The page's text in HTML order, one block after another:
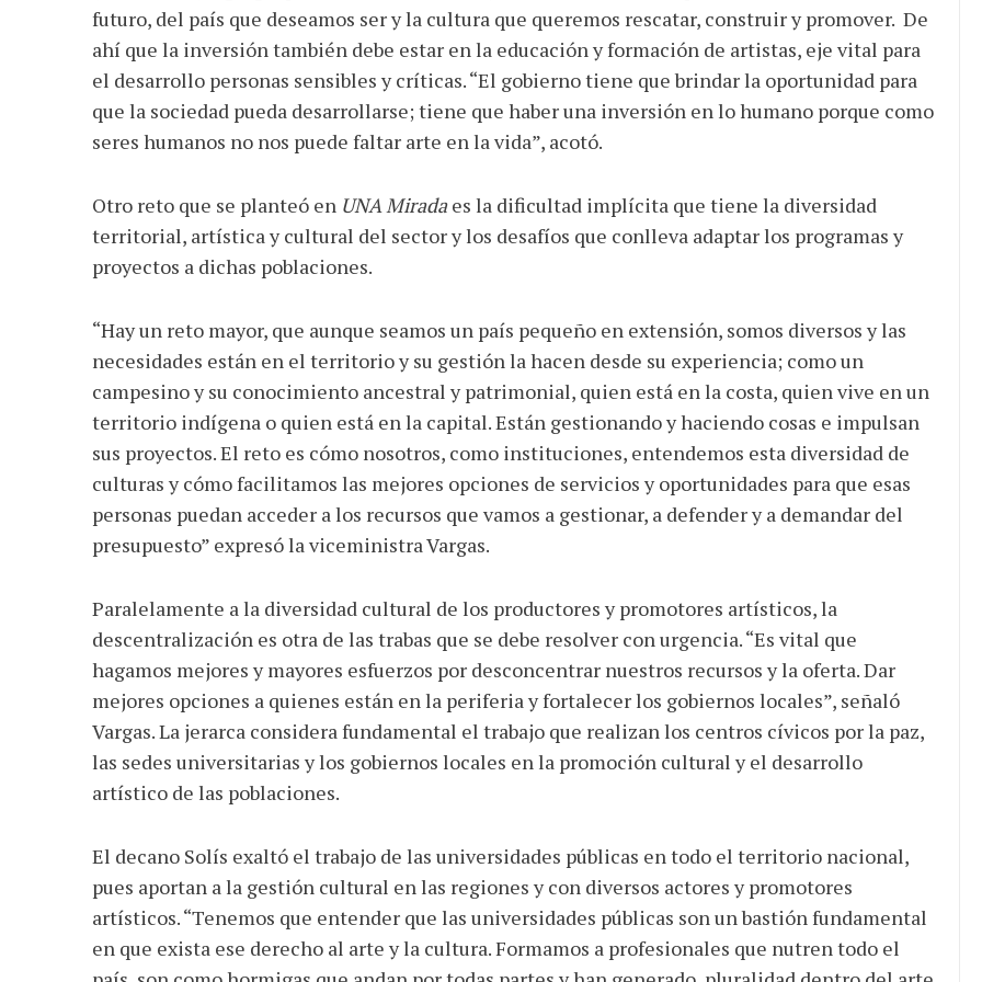
futuro, del país que deseamos ser y la cultura que queremos rescatar, construir y promover. De
ahí que la inversión también debe estar en la educación y formación de artistas, eje vital para
el desarrollo personas sensibles y críticas. “El gobierno tiene que brindar la oportunidad para
que la sociedad pueda desarrollarse; tiene que haber una inversión en lo humano porque como
seres humanos no nos puede faltar arte en la vida”, acotó.
Otro reto que se planteó en UNA Miradaes la dificultad implícita que tiene la diversidad
territorial, artística y cultural del sector y los desafíos que conlleva adaptar los programas y
proyectos a dichas poblaciones.
“Hay un reto mayor, que aunque seamos un país pequeño en extensión, somos diversos y las
necesidades están en el territorio y su gestión la hacen desde su experiencia; como un
campesino y su conocimiento ancestral y patrimonial, quien está en la costa, quien vive en un
territorio indígena o quien está en la capital. Están gestionando y haciendo cosas e impulsan
sus proyectos. El reto es cómo nosotros, como instituciones, entendemos esta diversidad de
culturas y cómo facilitamos las mejores opciones de servicios y oportunidades para que esas
personas puedan acceder a los recursos que vamos a gestionar, a defender y a demandar del
presupuesto” expresó la viceministra Vargas.
Paralelamente a la diversidad cultural de los productores y promotores artísticos, la
descentralización es otra de las trabas que se debe resolver con urgencia. “Es vital que
hagamos mejores y mayores esfuerzos por desconcentrar nuestros recursos y la oferta. Dar
mejores opciones a quienes están en la periferia y fortalecer los gobiernos locales”, señaló
Vargas. La jerarca considera fundamental el trabajo que realizan los centros cívicos por la paz,
las sedes universitarias y los gobiernos locales en la promoción cultural y el desarrollo
artístico de las poblaciones.
El decano Solís exaltó el trabajo de las universidades públicas en todo el territorio nacional,
pues aportan a la gestión cultural en las regiones y con diversos actores y promotores
artísticos. “Tenemos que entender que las universidades públicas son un bastión fundamental
en que exista ese derecho al arte y la cultura. Formamos a profesionales que nutren todo el